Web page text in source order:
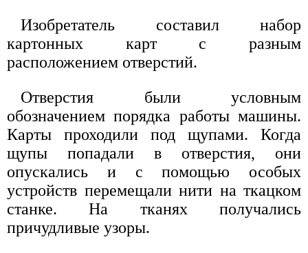
Изобретатель составил набор
картонных карт с разным
расположением отверстий.
Отверстия были условным
обозначением порядка работы машины.
Карты проходили под щупами. Когда
щупы попадали в отверстия, они
опускались и с помощью особых
устройств перемещали нити на ткацком
станке. На тканях получались
причудливые узоры.